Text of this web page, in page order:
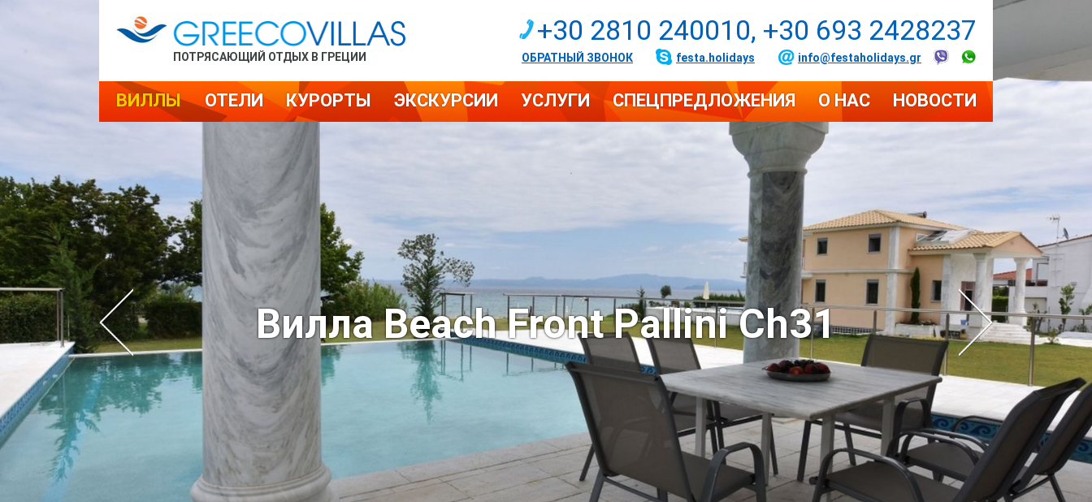
ПОТРЯСАЮЩИЙ ОТДЫХ В ГРЕЦИИ
+30 2810 240010, +30 693 2428237
ОБРАТНЫЙ ЗВОНОК festa.holidays info@festaholidays.gr
ВИЛЛЫ ОТЕЛИ КУРОРТЫ ЭКСКУРСИИ УСЛУГИ СПЕЦПРЕДЛОЖЕНИЯ О НАС НОВОСТИ
Вилла Beach Front Pallini Ch31